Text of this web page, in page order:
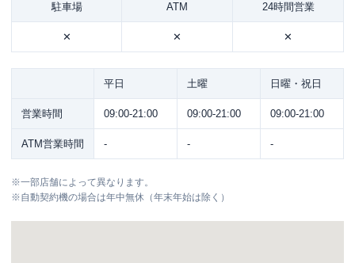
駐車場 ATM 24時間営業
✕ ✕ ✕
平日 土曜 日曜・祝日
営業時間 09:00-21:00 09:00-21:00 09:00-21:00
ATM営業時間 - - -
※一部店舗によって異なります。
※自動契約機の場合は年中無休（年末年始は除く）